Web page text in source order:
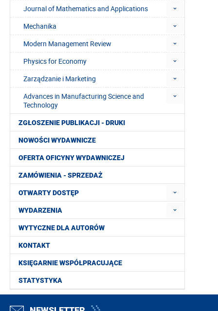
Journal of Mathematics and Applications
Mechanika
Modern Management Review
Physics for Economy
Zarządzanie i Marketing
Advances in Manufacturing Science and
Technology
ZGŁOSZENIE PUBLIKACJI - DRUKI
NOWOŚCI WYDAWNICZE
OFERTA OFICYNY WYDAWNICZEJ
ZAMÓWIENIA - SPRZEDAŻ
OTWARTY DOSTĘP
WYDARZENIA
WYTYCZNE DLA AUTORÓW
KONTAKT
KSIĘGARNIE WSPÓŁPRACUJĄCE
STATYSTYKA